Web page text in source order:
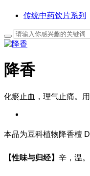
传统中药饮片系列
降香
化瘀止血，理气止痛。
本品为豆科植物降香檀
【性味与归经】 辛，温